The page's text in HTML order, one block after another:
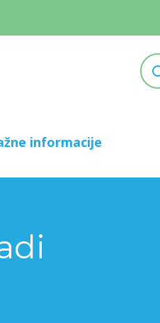
informacije